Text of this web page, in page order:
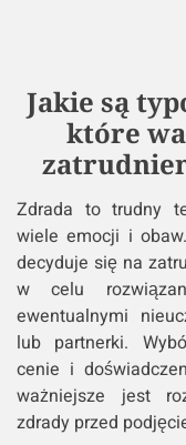
Jakie są
które
Zdrada to trudny
wiele emocji i
decyduje się na
w celu
ewentualnymi
lub partnerki.
cenie i
ważniejsze jest
zdrady przed